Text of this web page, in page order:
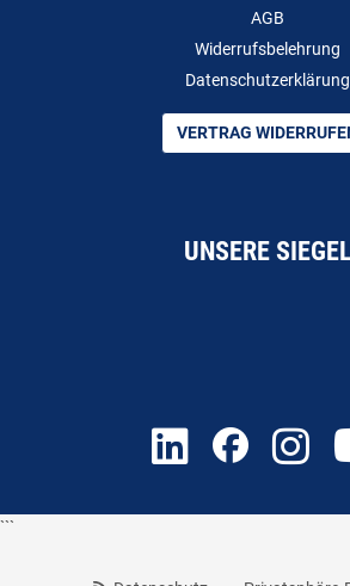
AGB
Widerrufsbelehrung
Datenschutzerklärung
VERTRAG
UNSERE SIEGEL
```